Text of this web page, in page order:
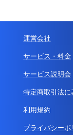
運営会社
サービス・料金
サービス説明会
特定商取引法
利用規約
プライバシーポ